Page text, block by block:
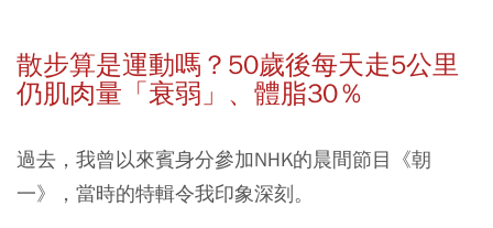
散步算是運動嗎？50歲後每天走5公里
仍肌肉量「衰弱」、體脂30％
過去，我曾以來賓身分參加NHK的晨間節目《朝
一》，當時的特輯令我印象深刻。